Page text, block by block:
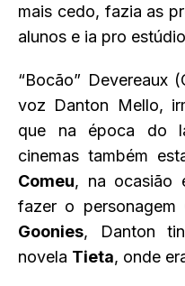
mais cedo, fazia as
alunos e ia pro
“Bocão” Devereaux
voz Danton Mello,
que na época do
cinemas também
Comeu, na ocasião
fazer o personagem
Goonies, Danton
novela Tieta, onde